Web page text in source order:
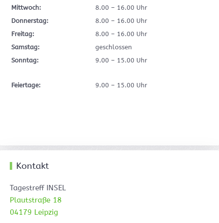
Mittwoch:
8.00 – 16.00 Uhr
Donnerstag:
8.00 – 16.00 Uhr
Freitag:
8.00 – 16.00 Uhr
Samstag:
geschlossen
Sonntag:
9.00 – 15.00 Uhr
Feiertage: 9.00 – 15.00 Uhr
Kontakt
Tagestreff INSEL
Plautstraße 18
04179 Leipzig